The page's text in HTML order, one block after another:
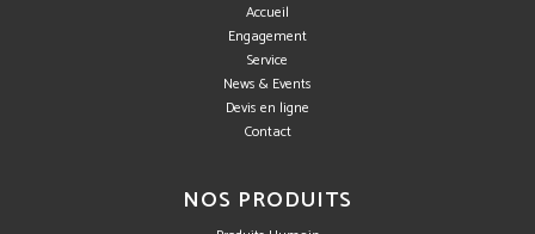
Accueil
Engagement
Service
News & Events
Devis en ligne
Contact
NOS PRODUITS